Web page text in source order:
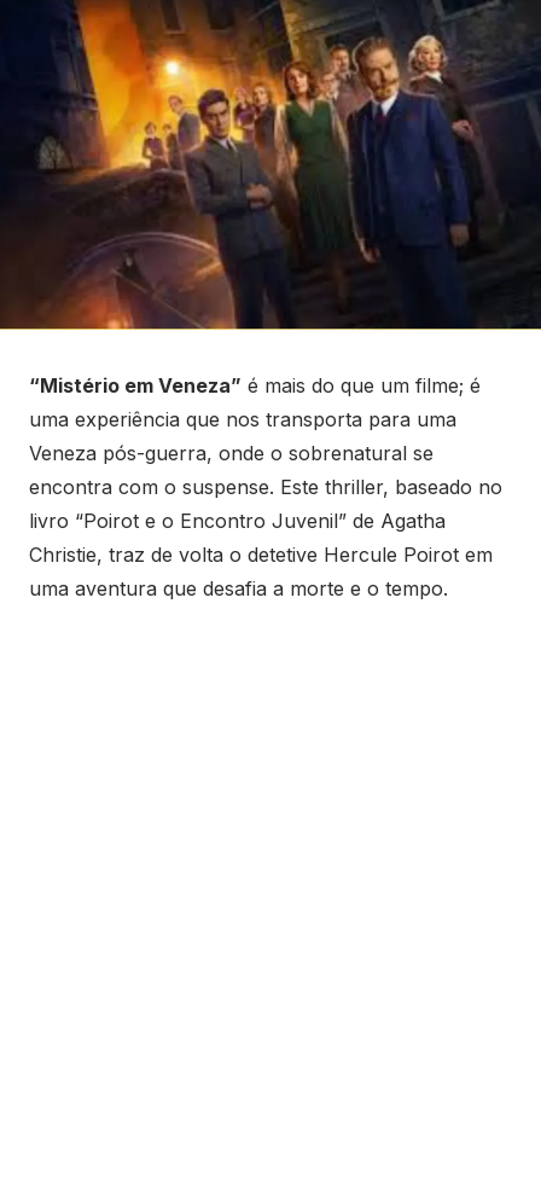
“Mistério em Veneza” é mais do que um filme; é
uma experiência que nos transporta para uma
Veneza pós-guerra, onde o sobrenatural se
encontra com o suspense. Este thriller, baseado no
livro “Poirot e o Encontro Juvenil” de Agatha
Christie, traz de volta o detetive Hercule Poirot em
uma aventura que desafia a morte e o tempo.